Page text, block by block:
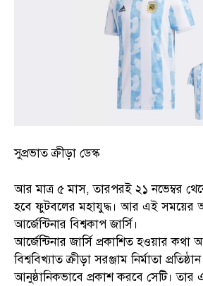
সুপ্রভাত ক্রীড়া ডেস্ক
আর মাত্র ৫ মাস, তারপরই ২১ নভেম্বর
হবে ফুটবলের মহাযুদ্ধ। আর এই সময়ের
আর্জেন্টিনার বিশ্বকাপ জার্সি।
আর্জেন্টিনার জার্সি প্রকাশিত হওয়ার
বিশ্ববিখ্যাত ক্রীড়া সরঞ্জাম নির্মাতা
আনুষ্ঠানিকভাবে প্রকাশ করবে সেটি।